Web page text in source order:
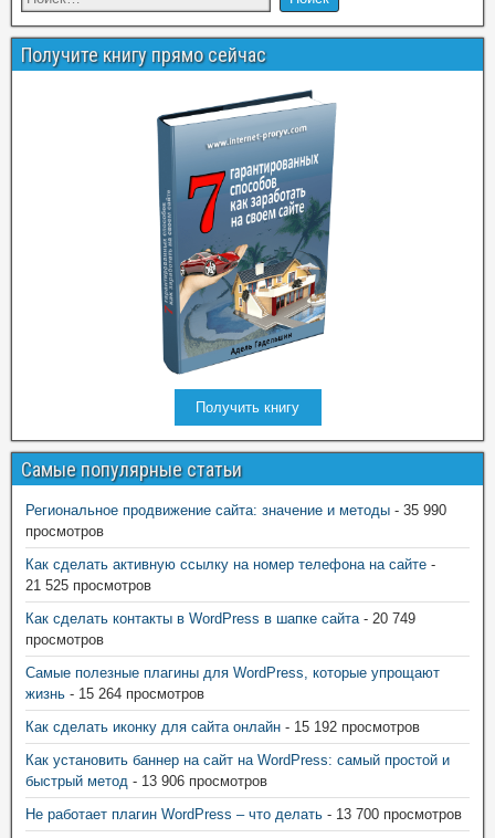
Получите книгу прямо сейчас
Получить книгу
Самые популярные статьи
Региональное продвижение сайта: значение и методы - 35 990
просмотров
Как сделать активную ссылку на номер телефона на сайте -
21 525 просмотров
Как сделать контакты в WordPress в шапке сайта- 20 749
просмотров
Самые полезные плагины для WordPress, которые упрощают
жизнь - 15 264 просмотров
Как сделать иконку для сайта онлайн - 15 192 просмотров
Как установить баннер на сайт на WordPress: самый простой и
быстрый метод - 13 906 просмотров
Не работает плагин WordPress – что делать - 13 700 просмотров